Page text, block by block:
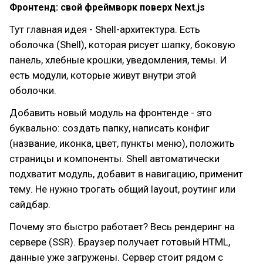
Фронтенд: свой фреймворк поверх Next.js
Тут главная идея - Shell-архитектура. Есть
оболочка (Shell), которая рисует шапку, боковую
панель, хлебные крошки, уведомления, темы. И
есть модули, которые живут внутри этой
оболочки.
Добавить новый модуль на фронтенде - это
буквально: создать папку, написать конфиг
(название, иконка, цвет, пункты меню), положить
страницы и компоненты. Shell автоматически
подхватит модуль, добавит в навигацию, применит
тему. Не нужно трогать общий layout, роутинг или
сайдбар.
Почему это быстро работает? Весь рендеринг на
сервере (SSR). Браузер получает готовый HTML,
данные уже загружены. Сервер стоит рядом с